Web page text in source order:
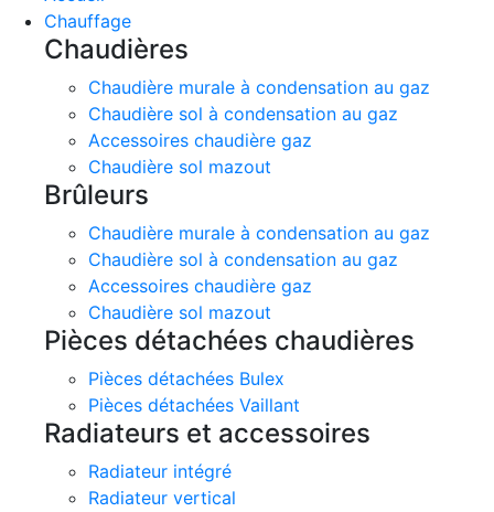
Chauffage
Chaudières
Chaudière murale à condensation au gaz
Chaudière sol à condensation au gaz
Accessoires chaudière gaz
Chaudière sol mazout
Brûleurs
Chaudière murale à condensation au gaz
Chaudière sol à condensation au gaz
Accessoires chaudière gaz
Chaudière sol mazout
Pièces détachées chaudières
Pièces détachées Bulex
Pièces détachées Vaillant
Radiateurs et accessoires
Radiateur intégré
Radiateur vertical